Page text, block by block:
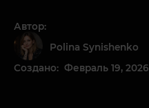
Автор:
Polina Synishenko
Создано: Февраль 19, 2026